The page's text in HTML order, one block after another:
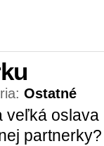
Ostatné
veľká